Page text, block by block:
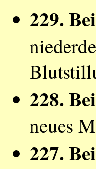
229.
228.
neues
227.